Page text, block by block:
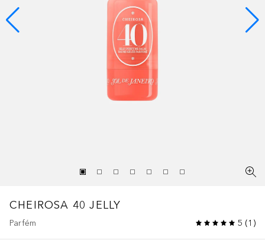
CHEIROSA 40 JELLY
Parfém 5 (1 )